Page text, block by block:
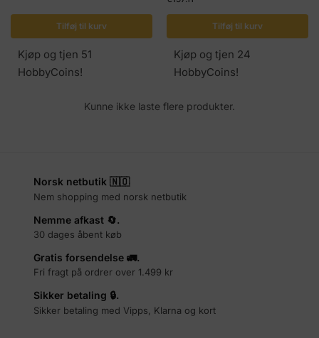
Tilføj til kurv
Kjøp og tjen 51
HobbyCoins!
Tilføj til kurv
Kjøp og tjen 24
HobbyCoins!
Kunne ikke laste flere produkter.
Norsk netbutik 🇳🇴
Nem shopping med norsk netbutik
Nemme afkast 🔄.
30 dages åbent køb
Gratis forsendelse 🚛.
Fri fragt på ordrer over 1.499 kr
Sikker betaling 🔒.
Sikker betaling med Vipps, Klarna og kort